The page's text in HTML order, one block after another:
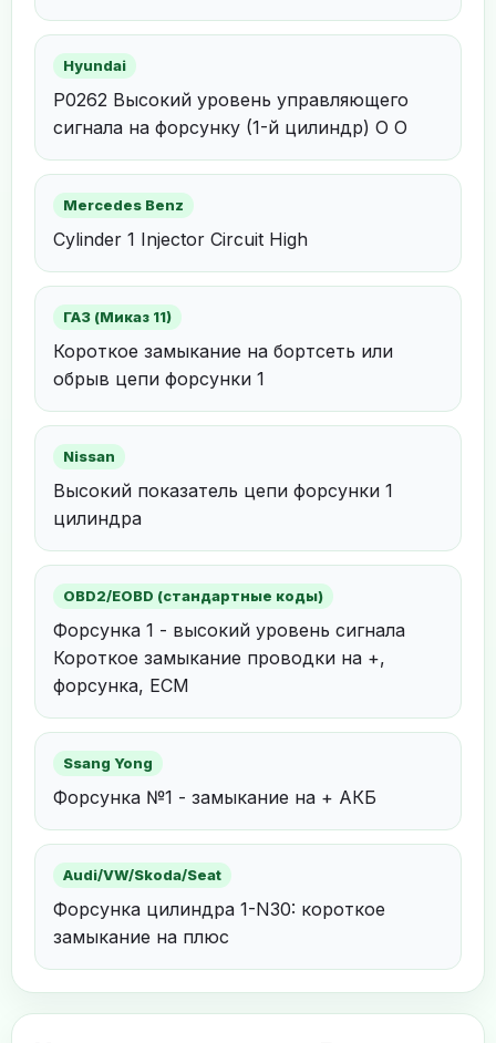
Hyundai
P0262 Высокий уровень управляющего
сигнала на форсунку (1-й цилиндр) О О
Mercedes Benz
Cylinder 1 Injector Circuit High
ГАЗ (Миказ 11)
Короткое замыкание на бортсеть или
обрыв цепи форсунки 1
Nissan
Высокий показатель цепи форсунки 1
цилиндра
OBD2/EOBD (стандартные коды)
Форсунка 1 - высокий уровень сигнала
Короткое замыкание проводки на +,
форсунка, ECM
Ssang Yong
Форсунка №1 - замыкание на + АКБ
Audi/VW/Skoda/Seat
Форсунка цилиндра 1-N30: короткое
замыкание на плюс